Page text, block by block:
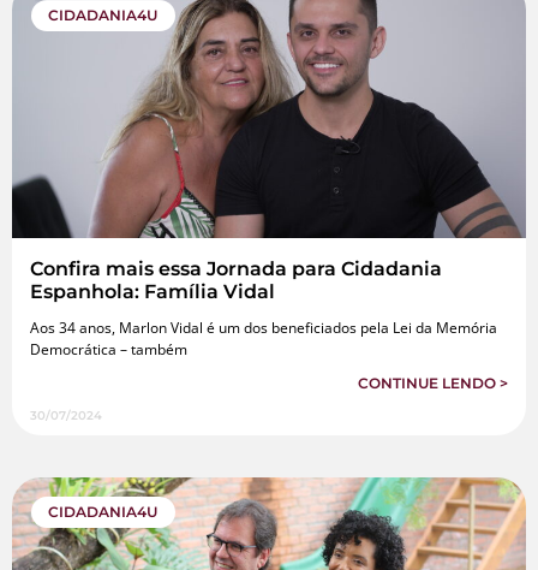
CIDADANIA4U
Confira mais essa Jornada para Cidadania
Espanhola: Família Vidal
Aos 34 anos, Marlon Vidal é um dos beneficiados pela Lei da Memória
Democrática – também
CONTINUE LENDO >
30/07/2024
CIDADANIA4U